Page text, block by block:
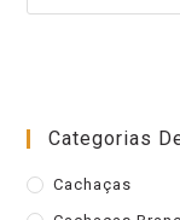
Categorias
Cachaças